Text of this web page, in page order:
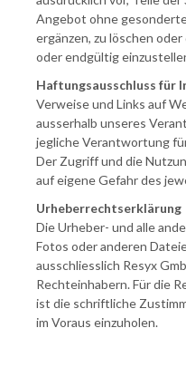
Angebot ohne
ergänzen, zu löschen
oder endgültig
Haftungsausschluss für
Verweise und Links auf
ausserhalb unseres
jegliche Verantwortung
Der Zugriff und die
auf eigene Gefahr des
Urheberrechtserklärung
Die Urheber- und alle
Fotos oder anderen
ausschliesslich Resyx
Rechteinhabern. Für die
ist die schriftliche
im Voraus einzuholen.